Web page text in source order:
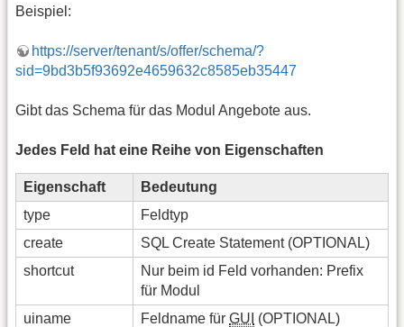
Beispiel:
https://server/tenant/s/offer/schema/?
sid=9bd3b5f93692e4659632c8585eb35447
Gibt das Schema für das Modul Angebote aus.
Jedes Feld hat eine Reihe von Eigenschaften
Eigenschaft
Bedeutung
type
Feldtyp
create
SQL Create Statement (OPTIONAL)
shortcut
Nur beim id Feld vorhanden: Prefix
für Modul
uiname
Feldname für GUI (OPTIONAL)